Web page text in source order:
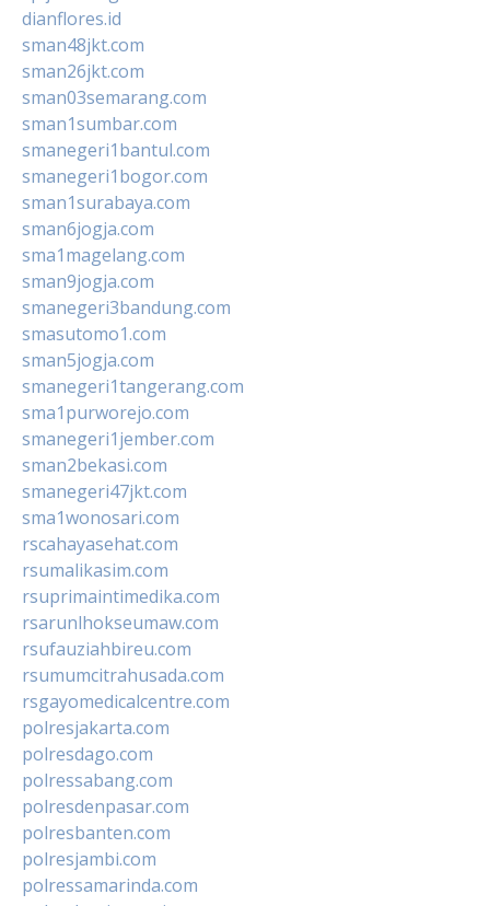
dianflores.id
sman48jkt.com
sman26jkt.com
sman03semarang.com
sman1sumbar.com
smanegeri1bantul.com
smanegeri1bogor.com
sman1surabaya.com
sman6jogja.com
sma1magelang.com
sman9jogja.com
smanegeri3bandung.com
smasutomo1.com
sman5jogja.com
smanegeri1tangerang.com
sma1purworejo.com
smanegeri1jember.com
sman2bekasi.com
smanegeri47jkt.com
sma1wonosari.com
rscahayasehat.com
rsumalikasim.com
rsuprimaintimedika.com
rsarunlhokseumaw.com
rsufauziahbireu.com
rsumumcitrahusada.com
rsgayomedicalcentre.com
polresjakarta.com
polresdago.com
polressabang.com
polresdenpasar.com
polresbanten.com
polresjambi.com
polressamarinda.com